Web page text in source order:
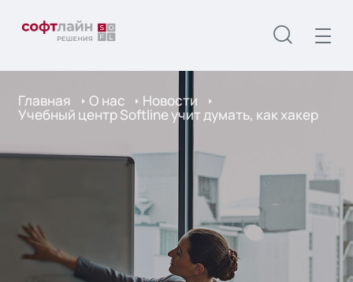
Главная О нас Новости
Учебный центр Softline учит думать, как хакер